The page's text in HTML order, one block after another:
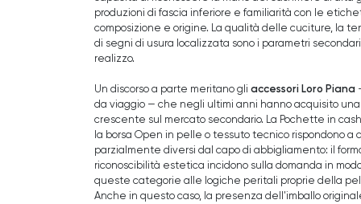
produzioni di fascia inferiore e familiarità con le
composizione e origine. La qualità delle cuciture, la
di segni di usura localizzata sono i parametri
realizzo.
Un discorso a parte meritano gli accessori Loro Piana
da viaggio — che negli ultimi anni hanno acquisito
crescente sul mercato secondario. La Pochette in
la borsa Open in pelle o tessuto tecnico rispondono a
parzialmente diversi dal capo di abbigliamento: il
riconoscibilità estetica incidono sulla domanda in
queste categorie alle logiche peritali proprie della
Anche in questo caso, la presenza dell'imballo